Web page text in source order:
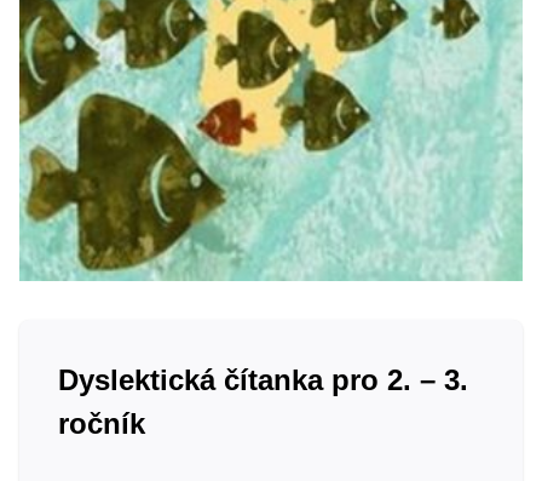
Dyslektická čítanka pro 2. – 3.
ročník